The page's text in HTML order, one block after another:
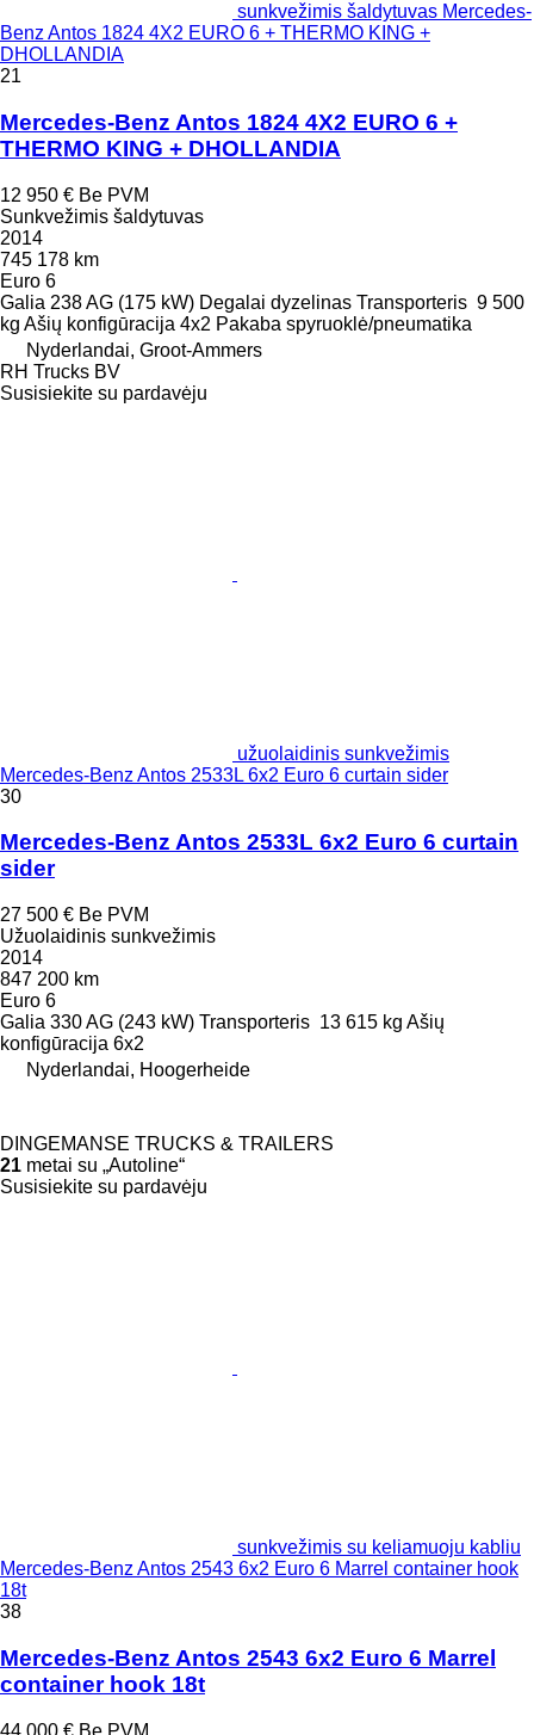
sunkvežimis šaldytuvas Mercedes-
Benz Antos 1824 4X2 EURO 6 + THERMO KING +
DHOLLANDIA
21
Mercedes-Benz Antos 1824 4X2 EURO 6 +
THERMO KING + DHOLLANDIA
12 950 € Be PVM
Sunkvežimis šaldytuvas
2014
745 178 km
Euro 6
Galia 238 AG (175 kW) Degalai dyzelinas Transporteris 9 500
kg Ašių konfigūracija 4x2 Pakaba spyruoklė/pneumatika
Nyderlandai, Groot-Ammers
RH Trucks BV
Susisiekite su pardavėju
užuolaidinis sunkvežimis
Mercedes-Benz Antos 2533L 6x2 Euro 6 curtain sider
30
Mercedes-Benz Antos 2533L 6x2 Euro 6 curtain
sider
27 500 € Be PVM
Užuolaidinis sunkvežimis
2014
847 200 km
Euro 6
Galia 330 AG (243 kW) Transporteris 13 615 kg Ašių
konfigūracija 6x2
Nyderlandai, Hoogerheide
DINGEMANSE TRUCKS & TRAILERS
21 metai su „Autoline“
Susisiekite su pardavėju
sunkvežimis su keliamuoju kabliu
Mercedes-Benz Antos 2543 6x2 Euro 6 Marrel container hook
18t
38
Mercedes-Benz Antos 2543 6x2 Euro 6 Marrel
container hook 18t
44 000 € Be PVM